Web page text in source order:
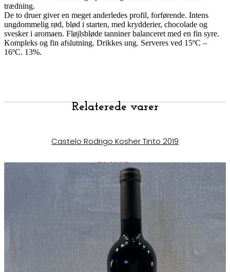
trædning.
De to druer giver en meget anderledes profil, forførende. Intens
ungdommelig rød, blød i starten, med krydderier, chocolade og
svesker i aromaen. Fløjlsbløde tanniner balanceret med en fin syre.
Kompleks og fin afslutning. Drikkes ung. Serveres ved 15ºC –
16ºC. 13%.
Relaterede varer
Castelo Rodrigo Kosher Tinto 2019
70,00kr.